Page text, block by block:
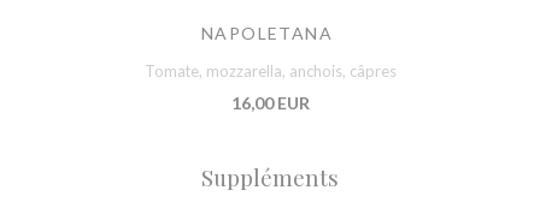
NAPOLETANA
Tomate, mozzarella, anchois, câpres
16,00 EUR
Suppléments